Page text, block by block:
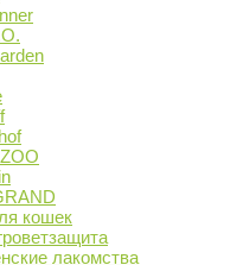
кошек
лакомства